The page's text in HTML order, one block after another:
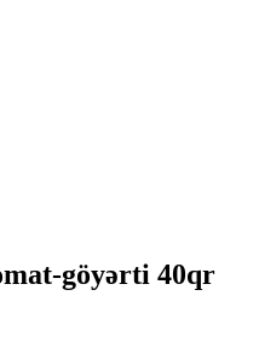
göyərti 40qr